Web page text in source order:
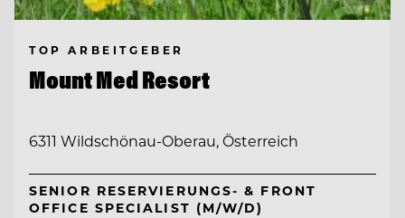
TOP ARBEITGEBER
Mount Med Resort
6311 Wildschönau-Oberau, Österreich
SENIOR RESERVIERUNGS- & FRONT
OFFICE SPECIALIST (M/W/D)